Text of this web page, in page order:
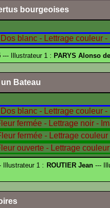
bourgeoises
--- Illustrateur 1 : PARYS Alonso de
Bateau
Illustrateur 1 : ROUTIER Jean---